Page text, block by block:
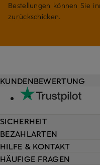
Bestellungen können Sie
zurückschicken.
HILFE & KONTAKT
HÄUFIGE FRAGEN
KUNDENBEWERTUNG
SICHERHEIT
BEZAHLARTEN